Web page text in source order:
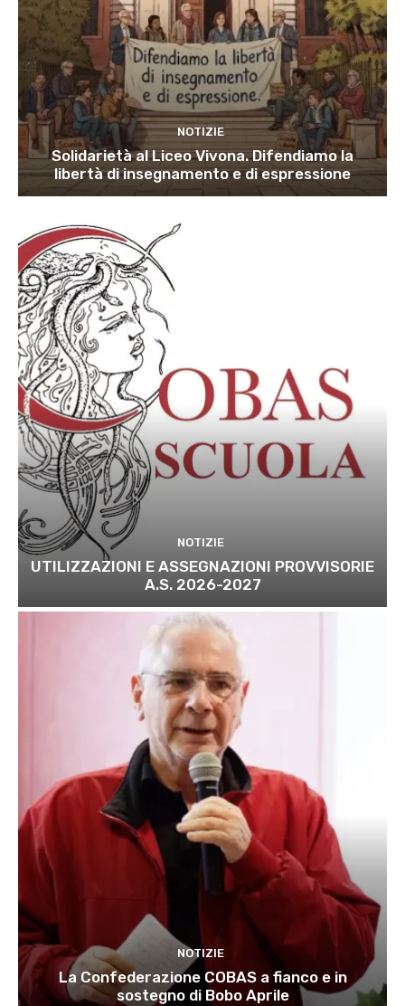
NOTIZIE
Solidarietà al Liceo Vivona. Difendiamo la
libertà di insegnamento e di espressione
NOTIZIE
UTILIZZAZIONI E ASSEGNAZIONI PROVVISORIE
A.S. 2026-2027
NOTIZIE
La Confederazione COBAS a fianco e in
sostegno di Bobo Aprile